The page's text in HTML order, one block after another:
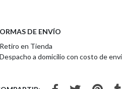
DE ENVÍO
en Tienda
a domicilio con costo de